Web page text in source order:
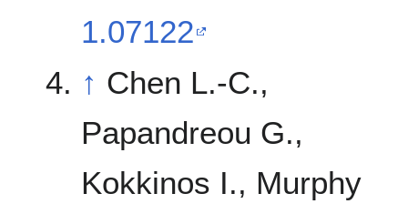
1.07122
↑ Chen L.-C.,
Papandreou G.,
Kokkinos I., Murphy